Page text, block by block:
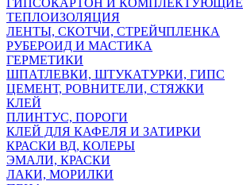
ГИПСОКАРТОН И КОМПЛЕКТУЮЩИЕ
ТЕПЛОИЗОЛЯЦИЯ
ЛЕНТЫ, СКОТЧИ, СТРЕЙЧПЛЕНКА
РУБЕРОИД И МАСТИКА
ГЕРМЕТИКИ
ШПАТЛЕВКИ, ШТУКАТУРКИ, ГИПС
ЦЕМЕНТ, РОВНИТЕЛИ, СТЯЖКИ
КЛЕЙ
ПЛИНТУС, ПОРОГИ
КЛЕЙ ДЛЯ КАФЕЛЯ И ЗАТИРКИ
КРАСКИ ВД, КОЛЕРЫ
ЭМАЛИ, КРАСКИ
ЛАКИ, МОРИЛКИ